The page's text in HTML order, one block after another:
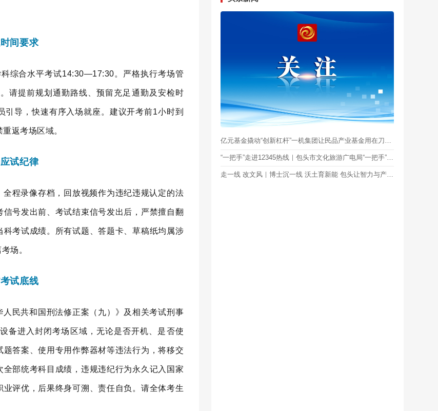
间要求
综合水平考试14:30—17:30。严格执行考场管
请提前规划通勤路线、预留充足通勤及安检时
导，快速有序入场就座。建议开考前1小时到
返考场区域。
试纪律
程录像存档，回放视频作为违纪违规认定的法
号发出前、考试结束信号发出后，严禁擅自翻
考试成绩。所有试题、答题卡、草稿纸均属涉
场。
试底线
民共和国刑法修正案（九）》及相关考试刑事
备进入封闭考场区域，无论是否开机、是否使
答案、使用专用作弊器材等违法行为，将移交
部统考科目成绩，违规违纪行为永久记入国家
评优，后果终身可溯、责任自负。请全体考生
亿元基金撬动“创新杠杆”一机集团让民品产业基金用在刀刃上
“一把手”走进12345热线｜包头市文化旅游广电局“一把手”带队上线